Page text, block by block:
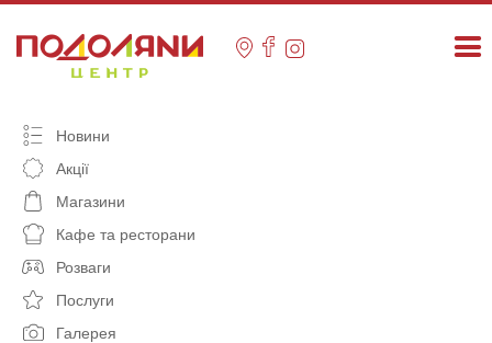
content
Новини
Акції
Магазини
Кафе та ресторани
Розваги
Послуги
Галерея